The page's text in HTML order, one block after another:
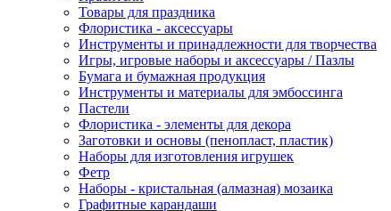
Товары для праздника
Флористика - аксессуары
Инструменты и принадлежности для творчества
Игры, игровые наборы и аксессуары / Пазлы
Бумага и бумажная продукция
Инструменты и материалы для эмбоссинга
Пастели
Флористика - элементы для декора
Заготовки и основы (пенопласт, пластик)
Наборы для изготовления игрушек
Фетр
Наборы - кристальная (алмазная) мозаика
Графитные карандаши